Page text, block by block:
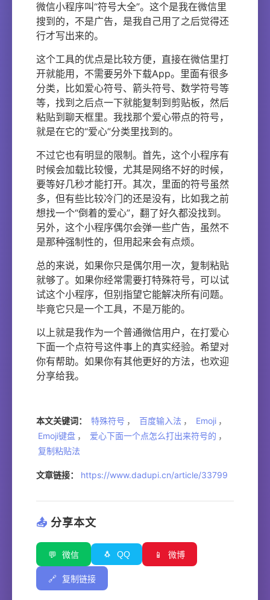
微信小程序叫“符号大全”。这个是我在微信里
搜到的，不是广告，是我自己用了之后觉得还
行才写出来的。
这个工具的优点是比较方便，直接在微信里打
开就能用，不需要另外下载App。里面有很多
分类，比如爱心符号、箭头符号、数学符号等
等，找到之后点一下就能复制到剪贴板，然后
粘贴到聊天框里。我找那个爱心带点的符号，
就是在它的“爱心”分类里找到的。
不过它也有明显的限制。首先，这个小程序有
时候会加载比较慢，尤其是网络不好的时候，
要等好几秒才能打开。其次，里面的符号虽然
多，但有些比较冷门的还是没有，比如我之前
想找一个“倒着的爱心”，翻了好久都没找到。
另外，这个小程序偶尔会弹一些广告，虽然不
是那种强制性的，但用起来会有点烦。
总的来说，如果你只是偶尔用一次，复制粘贴
就够了。如果你经常需要打特殊符号，可以试
试这个小程序，但别指望它能解决所有问题。
毕竟它只是一个工具，不是万能的。
以上就是我作为一个普通微信用户，在打爱心
下面一个点符号这件事上的真实经验。希望对
你有帮助。如果你有其他更好的方法，也欢迎
分享给我。
本文关键词： 特殊符号 ， 百度输入法 ， Emoji ，
Emoji键盘 ， 爱心下面一个点怎么打出来符号的 ，
复制粘贴法
文章链接： https://www.dadupi.cn/article/33799
📤 分享本文
💬 微信 🐧 QQ 📱 微博
🔗 复制链接